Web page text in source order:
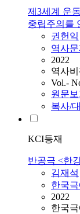
제3세계 운
중립주의를
권헌익
역사
2022
역사비
Vol.-
원문보
복사/
KCI등재
반공극 <한
김재석
한국
2022
한국